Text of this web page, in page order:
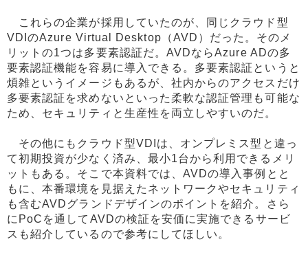
これらの企業が採用していたのが、同じクラウド型
VDIのAzure Virtual Desktop（AVD）だった。そのメ
リットの1つは多要素認証だ。AVDならAzure ADの多
要素認証機能を容易に導入できる。多要素認証というと
煩雑というイメージもあるが、社内からのアクセスだけ
多要素認証を求めないといった柔軟な認証管理も可能な
ため、セキュリティと生産性を両立しやすいのだ。
その他にもクラウド型VDIは、オンプレミス型と違っ
て初期投資が少なく済み、最小1台から利用できるメリ
ットもある。そこで本資料では、AVDの導入事例とと
もに、本番環境を見据えたネットワークやセキュリティ
も含むAVDグランドデザインのポイントを紹介。さら
にPoCを通してAVDの検証を安価に実施できるサービ
スも紹介しているので参考にしてほしい。